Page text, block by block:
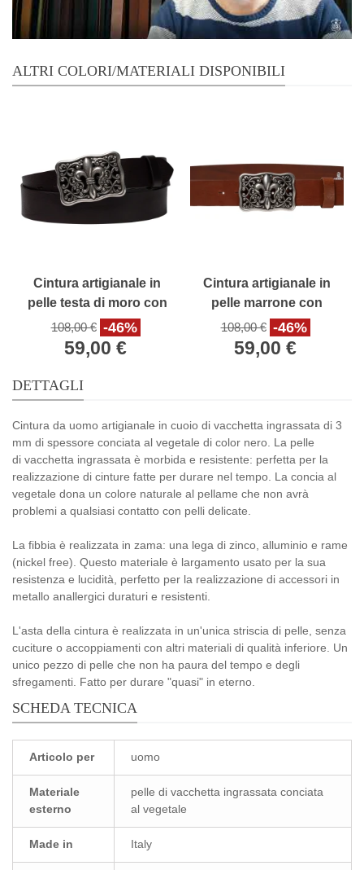
ALTRI COLORI/MATERIALI DISPONIBILI
Cintura artigianale in
pelle testa di moro con
fibbia giglio fiorentino
108,00 € -46%
59,00 €
Cintura artigianale in
pelle marrone con
fibbia giglio fiorentino
108,00 € -46%
59,00 €
DETTAGLI
Cintura da uomo artigianale in cuoio di vacchetta ingrassata di 3
mm di spessore conciata al vegetale di color nero. La pelle
di vacchetta ingrassata è morbida e resistente: perfetta per la
realizzazione di cinture fatte per durare nel tempo. La concia al
vegetale dona un colore naturale al pellame che non avrà
problemi a qualsiasi contatto con pelli delicate.
La fibbia è realizzata in zama: una lega di zinco, alluminio e rame
(nickel free). Questo materiale è largamento usato per la sua
resistenza e lucidità, perfetto per la realizzazione di accessori in
metallo anallergici duraturi e resistenti.
L'asta della cintura è realizzata in un'unica striscia di pelle, senza
cuciture o accoppiamenti con altri materiali di qualità inferiore. Un
unico pezzo di pelle che non ha paura del tempo e degli
sfregamenti. Fatto per durare "quasi" in eterno.
SCHEDA TECNICA
Articolo per uomo
Materiale
esterno
pelle di vacchetta ingrassata conciata
al vegetale
Made in Italy